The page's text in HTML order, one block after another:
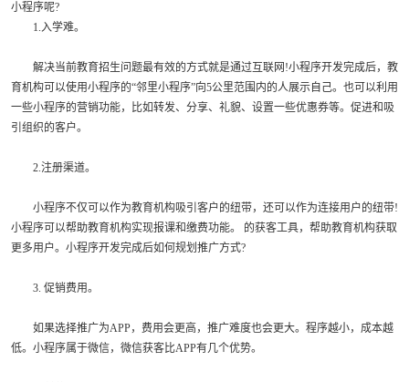
小程序呢?
1.入学难。
解决当前教育招生问题最有效的方式就是通过互联网!小程序开发完成后，教
育机构可以使用小程序的“邻里小程序”向5公里范围内的人展示自己。也可以利用
一些小程序的营销功能，比如转发、分享、礼貌、设置一些优惠券等。促进和吸
引组织的客户。
2.注册渠道。
小程序不仅可以作为教育机构吸引客户的纽带，还可以作为连接用户的纽带!
小程序可以帮助教育机构实现报课和缴费功能。 的获客工具，帮助教育机构获取
更多用户。小程序开发完成后如何规划推广方式?
3. 促销费用。
如果选择推广为APP，费用会更高，推广难度也会更大。程序越小，成本越
低。小程序属于微信，微信获客比APP有几个优势。